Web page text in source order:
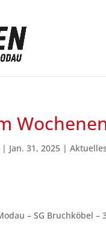
| Jan. 31, 2025 |Aktuelles
– SG Bruchköbel –